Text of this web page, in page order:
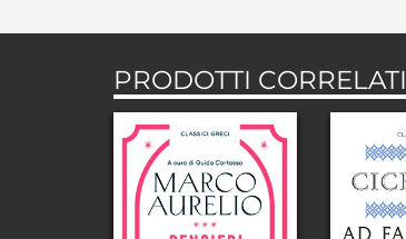
PRODOTTI CORRELATI